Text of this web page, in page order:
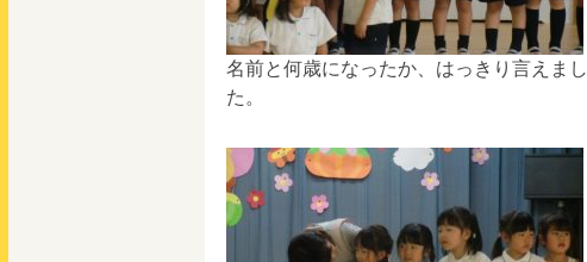
名前と何歳になったか、はっきり言えまし
た。